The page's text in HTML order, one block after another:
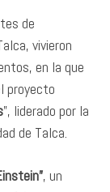
de
vivieron
en la que
proyecto
”, liderado por la
de Talca.
, un